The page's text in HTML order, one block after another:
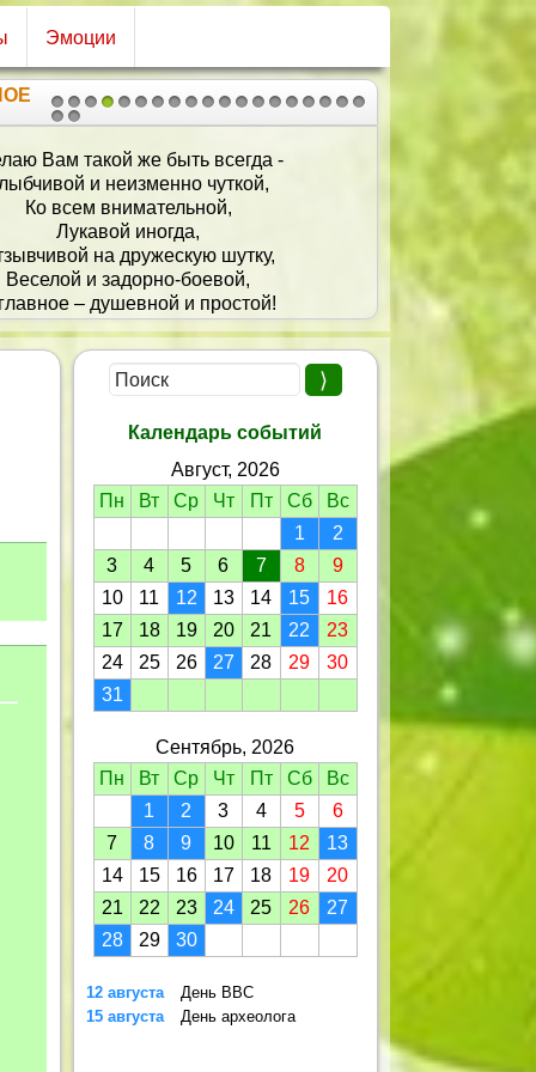
Эмоции
1 2
2021
Вам такой же быть всегда -
и неизменно чуткой,
Ко всем внимательной,
Лукавой иногда,
на дружескую шутку,
Веселой и задорно-боевой,
– душевной и простой!
Календарь событий
Август, 2026
Пн
Вт Ср Чт Пт Сб
Вс
1
2
3
4 5 6 7 8
9
10
11 12 13 14 15
16
17
18 19 20 21 22
23
24
25 26 27 28 29
30
31
Сентябрь, 2026
Пн
Вт Ср Чт Пт Сб
Вс
1
2 3 4 5
6
7
8 9 10 11 12
13
14
15 16 17 18 19
20
21
22 23 24 25 26
27
28
29 30
12 августа
День ВВС
15 августа
День археолога